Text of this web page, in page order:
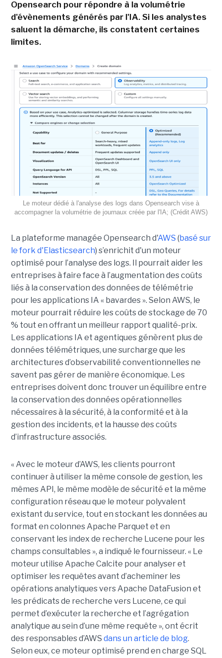
Opensearch pour répondre à la volumétrie
d'évènements générés par l'IA. Si les analystes
saluent la démarche, ils constatent certaines
limites.
Le moteur dédié à l'analyse des logs dans Opensearch vise à
accompagner la volumétrie de journaux créée par l'IA; (Crédit AWS)
La plateforme managée Opensearch d'AWS (basé sur
le fork d'Elasticsearch) s’enrichit d'un moteur
optimisé pour l’analyse des logs. Il pourrait aider les
entreprises à faire face à l’augmentation des coûts
liés à la conservation des données de télémétrie
pour les applications IA « bavardes ». Selon AWS, le
moteur pourrait réduire les coûts de stockage de 70
% tout en offrant un meilleur rapport qualité-prix.
Les applications IA et agentiques génèrent plus de
données télémétriques, une surcharge que les
architectures d’observabilité conventionnelles ne
savent pas gérer de manière économique. Les
entreprises doivent donc trouver un équilibre entre
la conservation des données opérationnelles
nécessaires à la sécurité, à la conformité et à la
gestion des incidents, et la hausse des coûts
d’infrastructure associés.
« Avec le moteur d’AWS, les clients pourront
continuer à utiliser la même console de gestion, les
mêmes API, le même modèle de sécurité et la même
configuration réseau que le moteur polyvalent
existant du service, tout en stockant les données au
format en colonnes Apache Parquet et en
conservant les index de recherche Lucene pour les
champs consultables », a indiqué le fournisseur. « Le
moteur utilise Apache Calcite pour analyser et
optimiser les requêtes avant d’acheminer les
opérations analytiques vers Apache DataFusion et
les prédicats de recherche vers Lucene, ce qui
permet d’exécuter la recherche et l’agrégation
analytique au sein d’une même requête », ont écrit
des responsables d’AWS dans un article de blog.
Selon eux, ce moteur optimisé prend en charge SQL